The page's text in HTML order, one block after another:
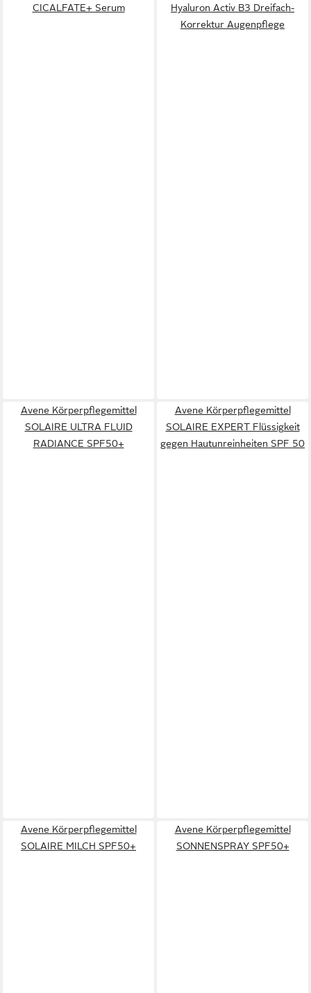
CICALFATE+ Serum
Hyaluron Activ B3 Dreifach-
Korrektur Augenpflege
Avene Körperpflegemittel
SOLAIRE ULTRA FLUID
RADIANCE SPF50+
Avene Körperpflegemittel
SOLAIRE EXPERT Flüssigkeit
gegen Hautunreinheiten SPF 50
Avene Körperpflegemittel
SOLAIRE MILCH SPF50+
Avene Körperpflegemittel
SONNENSPRAY SPF50+